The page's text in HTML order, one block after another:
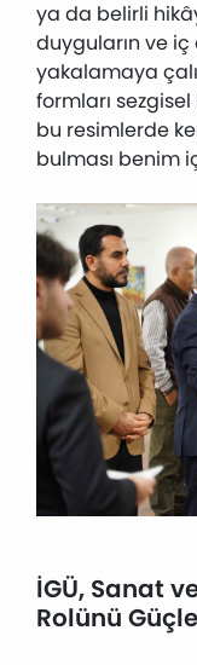
ya da belirli
duyguların ve iç
yakalamaya
formları
bu resimlerde
bulması benim
İGÜ, Sanat
Rolünü